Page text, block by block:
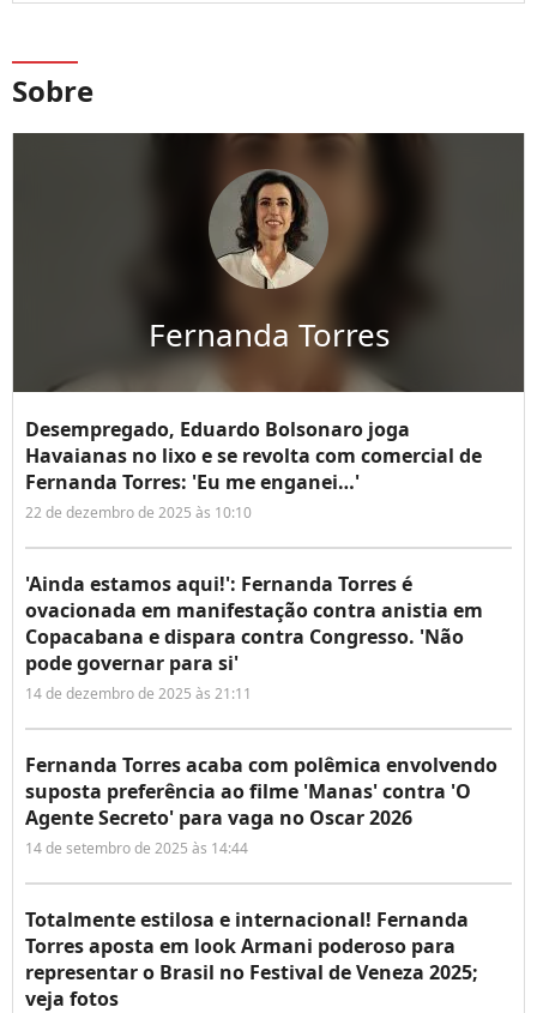
Sobre
Fernanda Torres
Desempregado, Eduardo Bolsonaro joga
Havaianas no lixo e se revolta com comercial de
Fernanda Torres: 'Eu me enganei…'
22 de dezembro de 2025 às 10:10
'Ainda estamos aqui!': Fernanda Torres é
ovacionada em manifestação contra anistia em
Copacabana e dispara contra Congresso. 'Não
pode governar para si'
14 de dezembro de 2025 às 21:11
Fernanda Torres acaba com polêmica envolvendo
suposta preferência ao filme 'Manas' contra 'O
Agente Secreto' para vaga no Oscar 2026
14 de setembro de 2025 às 14:44
Totalmente estilosa e internacional! Fernanda
Torres aposta em look Armani poderoso para
representar o Brasil no Festival de Veneza 2025;
veja fotos